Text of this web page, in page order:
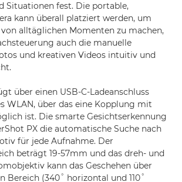
Situationen fest. Die portable,
kann überall platziert werden, um
von alltäglichen Momenten zu machen,
auch die manuelle
und kreativen Videos intuitiv und
über einen USB-C-Ladeanschluss
WLAN, über das eine Kopplung mit
ist. Die smarte Gesichtserkennung
PX die automatische Suche nach
für jede Aufnahme. Der
beträgt 19-57mm und das dreh- und
kann das Geschehen über
Bereich (340˚ horizontal und 110˚